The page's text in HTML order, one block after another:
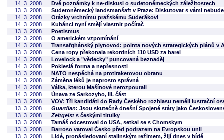
14. 3. 2008
Dvě poznámky k ne-diskusi o sudetoněmeckých záležitostech
13. 3. 2008
Sudetoněmecký landsmanšaft v Praze: Diskutovat s vámi
14. 3. 2008
Otázky vrchnímu pražskému Sudeťákovi
14. 3. 2008
Kubánci nyní smějí vlastnit počítač
13. 3. 2008
Poetismus
12. 3. 2008
O americkém vzpomínání
14. 3. 2008
Transafghánský plynovod: pointa nových strategických plánů v
13. 3. 2008
Cena ropy překonala rekordních 110 USD za barel
14. 3. 2008
Lovelock a "vědecky" puncovaná beznaděj
14. 3. 2008
Pokleslá forma a nepřesnosti
13. 3. 2008
NATO nespěchá na protiraketovou obranu
14. 3. 2008
Záměna léků je naprosto správná
14. 3. 2008
Válka, kterou Mašínové nerozpoutali
14. 3. 2008
Únava ze Sarkozyho, III. část
13. 3. 2008
VOV: Tři kandidáti do Rady Českého rozhlasu neměli lustrační
13. 3. 2008
Guardian: Jsou skutečně dnešní Spojené státy jako
13. 3. 2008
Zeitgeist s českými titulky
13. 3. 2008
Tamáš odcestoval do USA, setkal se s Chomskym
13. 3. 2008
Barroso varoval Česko před podrazem na Evropskou unii
13. 3. 2008
Lidé, pronásledovaní stalinským režimem, žijí dnes v bídě